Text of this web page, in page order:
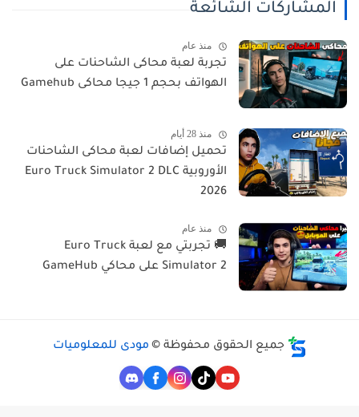
المشاركات الشائعة
منذ عام
تجربة لعبة محاكى الشاحنات على
الهواتف بحجم 1 جيجا محاكى Gamehub
منذ 28 أيام
تحميل إضافات لعبة محاكى الشاحنات
الأوروبية Euro Truck Simulator 2 DLC
2026
منذ عام
🚚 تجربتي مع لعبة Euro Truck
Simulator 2 على محاكي GameHub
جميع الحقوق محفوظة © مودى للمعلوميات